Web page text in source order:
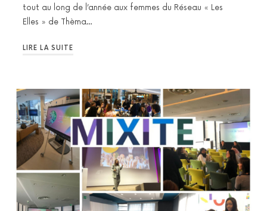
tout au long de l’année aux femmes du Réseau « Les
Elles » de Thèma…
LIRE LA SUITE